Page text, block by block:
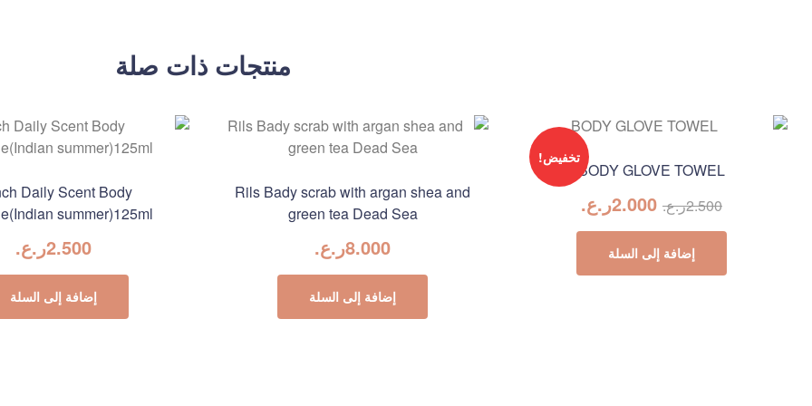
منتجات ذات صلة
تخفيض!
BODY GLOVE TOWEL
2.500ر.ع. 2.000ر.ع.
إضافة إلى السلة
Rils Bady scrab with argan shea and
green tea Dead Sea
8.000ر.ع.
إضافة إلى السلة
Daily Scent Body
summer)125ml
2.500ر.ع.
إضافة إلى السلة